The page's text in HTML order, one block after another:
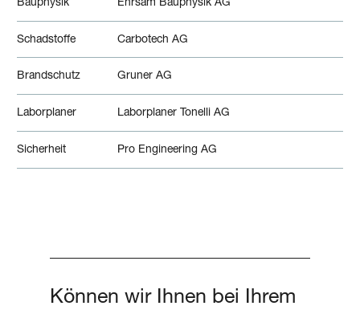
Bauphysik Ehrsam Bauphysik AG
Schadstoffe Carbotech AG
Brandschutz Gruner AG
Laborplaner Laborplaner Tonelli AG
Sicherheit Pro Engineering AG
Können wir Ihnen bei Ihrem